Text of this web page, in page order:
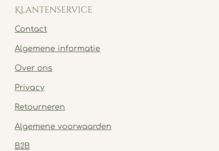
Klantenservice
Contact
Algemene informatie
Over ons
Privacy
Retourneren
Algemene voorwaarden
B2B